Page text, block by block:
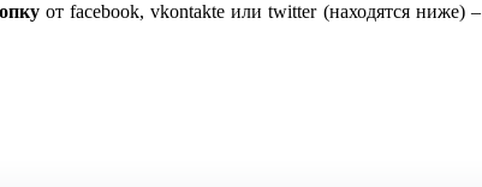
от facebook, vkontakte или twitter (находятся ниже) –